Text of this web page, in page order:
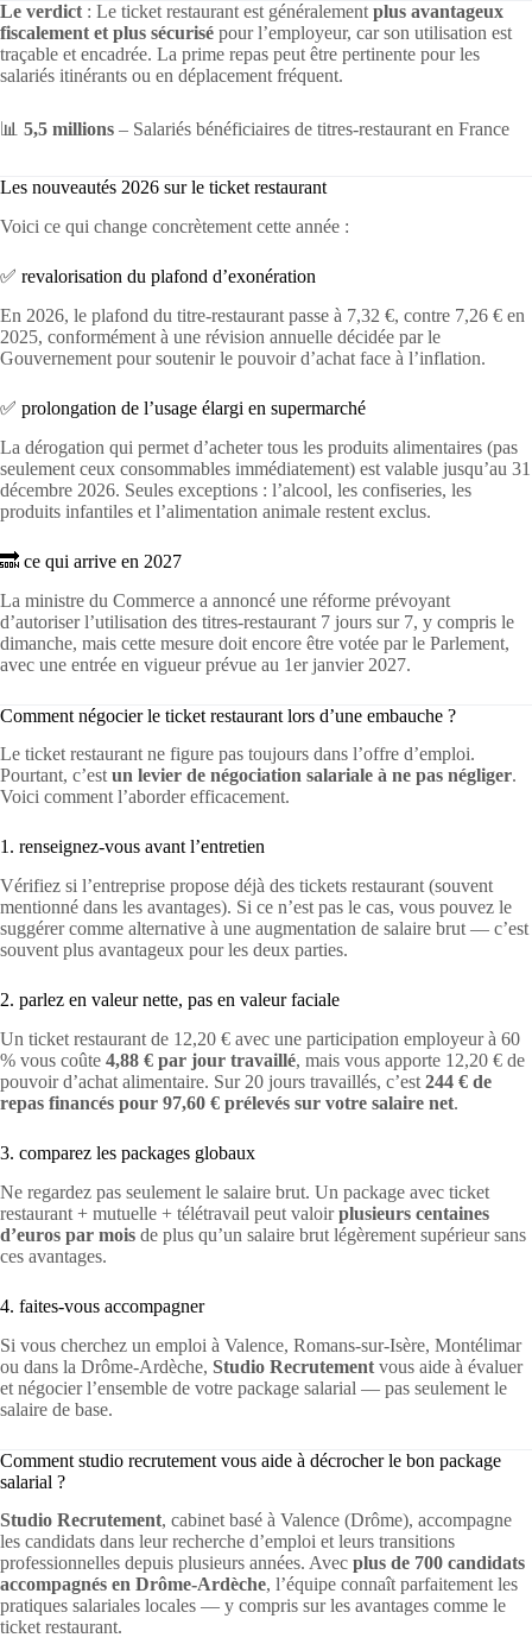
Le verdict : Le ticket restaurant est généralement plus avantageux
fiscalement et plus sécurisé pour l’employeur, car son utilisation est
traçable et encadrée. La prime repas peut être pertinente pour les
salariés itinérants ou en déplacement fréquent.
📊 5,5 millions – Salariés bénéficiaires de titres-restaurant en France
Les nouveautés 2026 sur le ticket restaurant
Voici ce qui change concrètement cette année :
✅ revalorisation du plafond d’exonération
En 2026, le plafond du titre-restaurant passe à 7,32 €, contre 7,26 € en
2025, conformément à une révision annuelle décidée par le
Gouvernement pour soutenir le pouvoir d’achat face à l’inflation.
✅ prolongation de l’usage élargi en supermarché
La dérogation qui permet d’acheter tous les produits alimentaires (pas
seulement ceux consommables immédiatement) est valable jusqu’au 31
décembre 2026. Seules exceptions : l’alcool, les confiseries, les
produits infantiles et l’alimentation animale restent exclus.
🔜 ce qui arrive en 2027
La ministre du Commerce a annoncé une réforme prévoyant
d’autoriser l’utilisation des titres-restaurant 7 jours sur 7, y compris le
dimanche, mais cette mesure doit encore être votée par le Parlement,
avec une entrée en vigueur prévue au 1er janvier 2027.
Comment négocier le ticket restaurant lors d’une embauche ?
Le ticket restaurant ne figure pas toujours dans l’offre d’emploi.
Pourtant, c’est un levier de négociation salariale à ne pas négliger.
Voici comment l’aborder efficacement.
1. renseignez-vous avant l’entretien
Vérifiez si l’entreprise propose déjà des tickets restaurant (souvent
mentionné dans les avantages). Si ce n’est pas le cas, vous pouvez le
suggérer comme alternative à une augmentation de salaire brut — c’est
souvent plus avantageux pour les deux parties.
2. parlez en valeur nette, pas en valeur faciale
Un ticket restaurant de 12,20 € avec une participation employeur à 60
% vous coûte 4,88 € par jour travaillé, mais vous apporte 12,20 € de
pouvoir d’achat alimentaire. Sur 20 jours travaillés, c’est 244 € de
repas financés pour 97,60 € prélevés sur votre salaire net.
3. comparez les packages globaux
Ne regardez pas seulement le salaire brut. Un package avec ticket
restaurant + mutuelle + télétravail peut valoirplusieurs centaines
d’euros par mois de plus qu’un salaire brut légèrement supérieur sans
ces avantages.
4. faites-vous accompagner
Si vous cherchez un emploi à Valence, Romans-sur-Isère, Montélimar
ou dans la Drôme-Ardèche, Studio Recrutement vous aide à évaluer
et négocier l’ensemble de votre package salarial — pas seulement le
salaire de base.
Comment studio recrutement vous aide à décrocher le bon package
salarial ?
Studio Recrutement, cabinet basé à Valence (Drôme), accompagne
les candidats dans leur recherche d’emploi et leurs transitions
professionnelles depuis plusieurs années. Avec plus de 700 candidats
accompagnés en Drôme-Ardèche, l’équipe connaît parfaitement les
pratiques salariales locales — y compris sur les avantages comme le
ticket restaurant.